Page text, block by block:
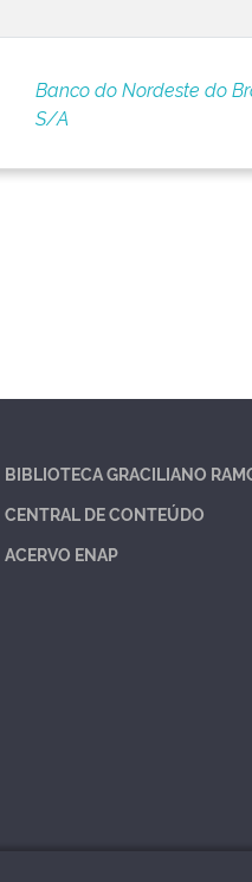
Banco do Nordeste do
S/A
BIBLIOTECA GRACILIANO
CENTRAL DE CONTEÚDO
ACERVO ENAP